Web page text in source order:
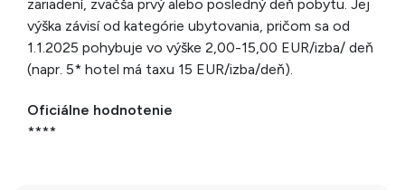
zariadení, zväčša prvý alebo posledný deň pobytu. Jej
výška závisí od kategórie ubytovania, pričom sa od
1.1.2025 pohybuje vo výške 2,00-15,00 EUR/izba/ deň
(napr. 5* hotel má taxu 15 EUR/izba/deň).
Oficiálne hodnotenie
****